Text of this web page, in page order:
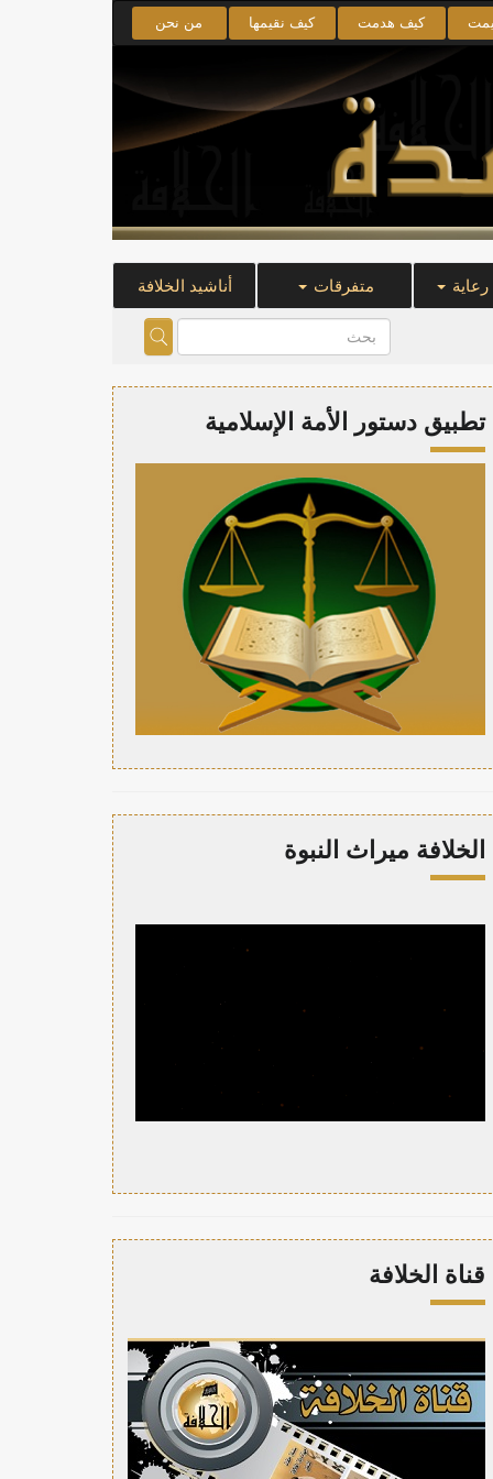
كيف هدمت كيف نقيمها من نحن
متفرقات أناشيد الخلافة
تطبيق دستور الأمة الإسلامية
الخلافة ميراث النبوة
قناة الخلافة